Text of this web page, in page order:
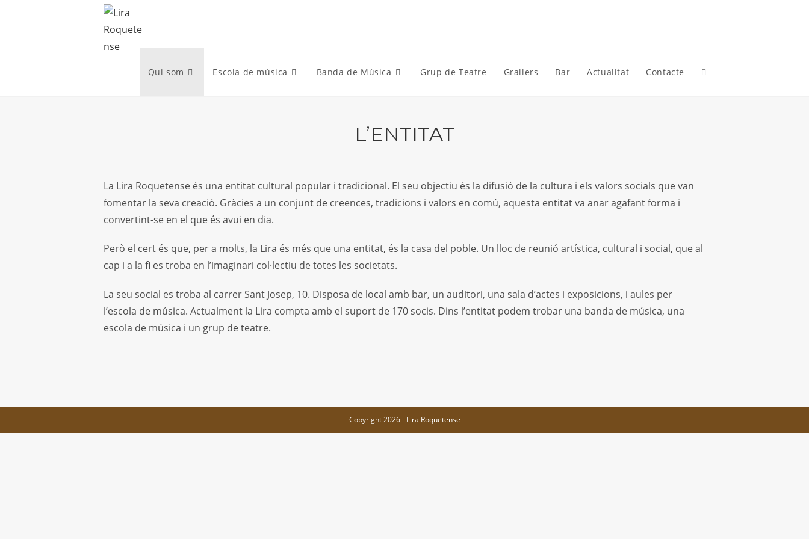
Qui som Escola de música Banda de Música Grup de Teatre Grallers Bar Actualitat Contacte
L’ENTITAT
La Lira Roquetense és una entitat cultural popular i tradicional. El seu objectiu és la difusió de la cultura i els valors socials que van
fomentar la seva creació. Gràcies a un conjunt de creences, tradicions i valors en comú, aquesta entitat va anar agafant forma i
convertint-se en el que és avui en dia.
Però el cert és que, per a molts, la Lira és més que una entitat, és la casa del poble. Un lloc de reunió artística, cultural i social, que al
cap i a la fi es troba en l’imaginari col·lectiu de totes les societats.
La seu social es troba al carrer Sant Josep, 10. Disposa de local amb bar, un auditori, una sala d’actes i exposicions, i aules per
l’escola de música. Actualment la Lira compta amb el suport de 170 socis. Dins l’entitat podem trobar una banda de música, una
escola de música i un grup de teatre.
Copyright 2026 - Lira Roquetense